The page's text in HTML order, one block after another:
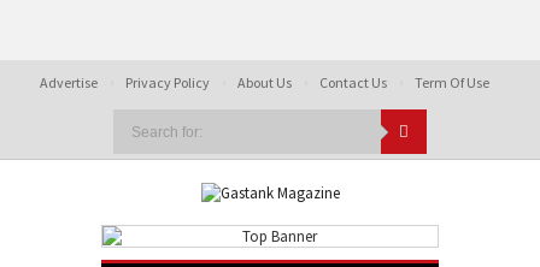
Advertise Privacy Policy About Us Contact Us Term Of Use